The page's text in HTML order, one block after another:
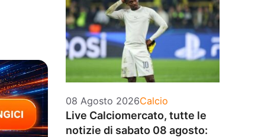
08 Agosto 2026Categorie
Calcio
Live Calciomercato, tutte le
notizie di sabato 08 agosto: